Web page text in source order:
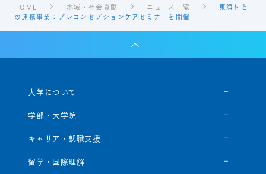
HOME 地域・社会貢献 ニュース一覧
東海村と
の連携事業：プレコンセプションケアセミナーを開催
大学について
学部・大学院
キャリア・就職支援
留学・国際理解